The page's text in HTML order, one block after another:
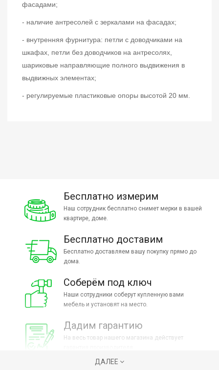
фасадами;
- наличие антресолей с зеркалами на фасадах;
- внутренняя фурнитура: петли с доводчиками на
шкафах, петли без доводчиков на антресолях,
шариковые направляющие полного выдвижения в
выдвижных элементах;
- регулируемые пластиковые опоры высотой 20 мм.
Бесплатно измерим
Наш сотрудник бесплатно снимет мерки в вашей
квартире, доме.
Бесплатно доставим
Бесплатно доставляем вашу покупку прямо до
дома.
Соберём под ключ
Наши сотрудники соберут купленную вами
мебель и установят на место.
Дадим гарантию
На весь товар нашего магазина действует
ДАЛЕЕ